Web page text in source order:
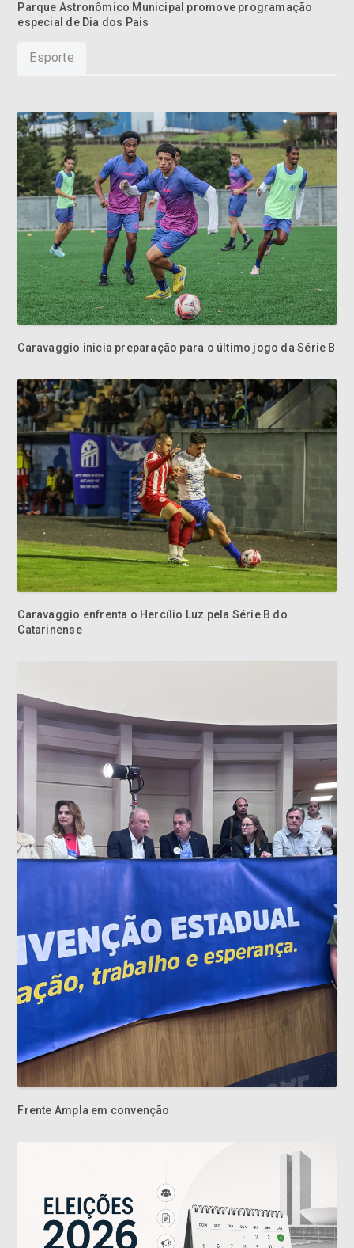
Parque Astronômico Municipal promove programação
especial de Dia dos Pais
Esporte
Caravaggio inicia preparação para o último jogo da Série B
Caravaggio enfrenta o Hercílio Luz pela Série B do
Catarinense
Frente Ampla em convenção